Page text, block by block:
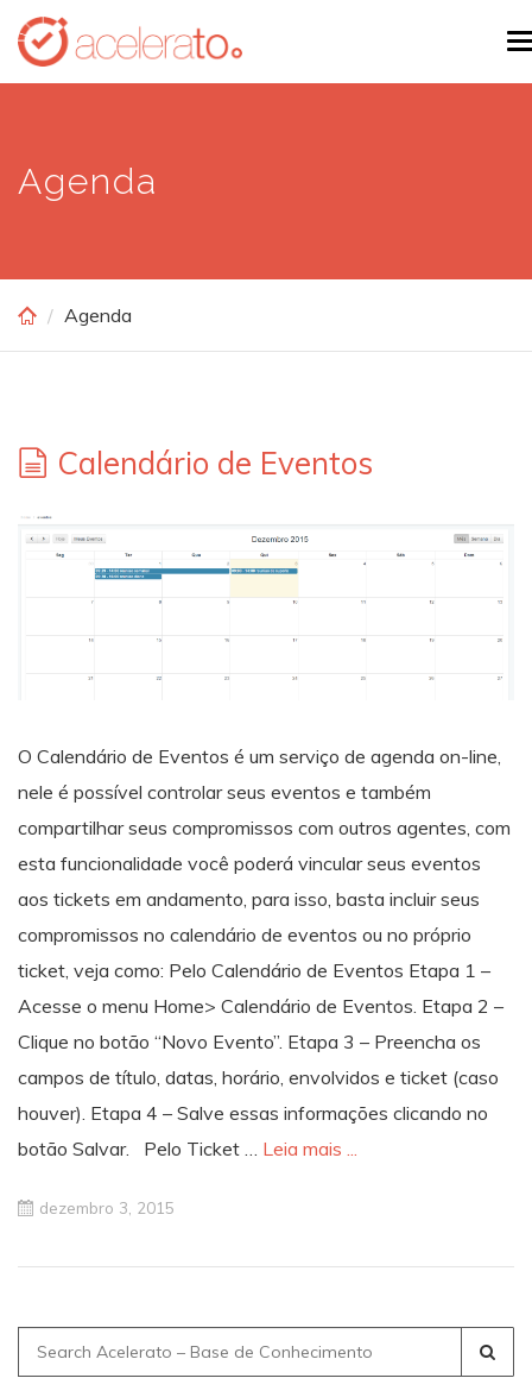
Skip
main
Agenda
Agenda
Calendário de Eventos
O Calendário de Eventos é um serviço de agenda on-line,
nele é possível controlar seus eventos e também
compartilhar seus compromissos com outros agentes, com
esta funcionalidade você poderá vincular seus eventos
aos tickets em andamento, para isso, basta incluir seus
compromissos no calendário de eventos ou no próprio
ticket, veja como: Pelo Calendário de Eventos Etapa 1 –
Acesse o menu Home> Calendário de Eventos. Etapa 2 –
Clique no botão “Novo Evento”. Etapa 3 – Preencha os
campos de título, datas, horário, envolvidos e ticket (caso
houver). Etapa 4 – Salve essas informações clicando no
botão Salvar. Pelo Ticket … Leia mais ...
dezembro 3, 2015
Search
for: